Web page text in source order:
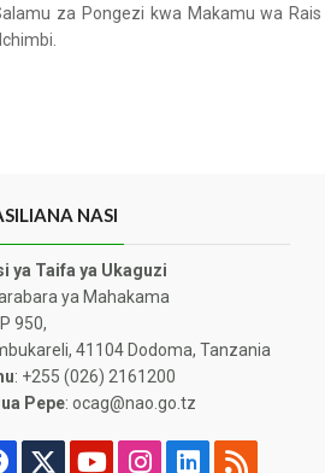
za Pongezi kwa Makamu wa
NASI
ya Taifa ya Ukaguzi
ya Mahakama
950,
41104 Dodoma, Tanzania
: +255 (026) 2161200
Pepe: ocag@nao.go.tz